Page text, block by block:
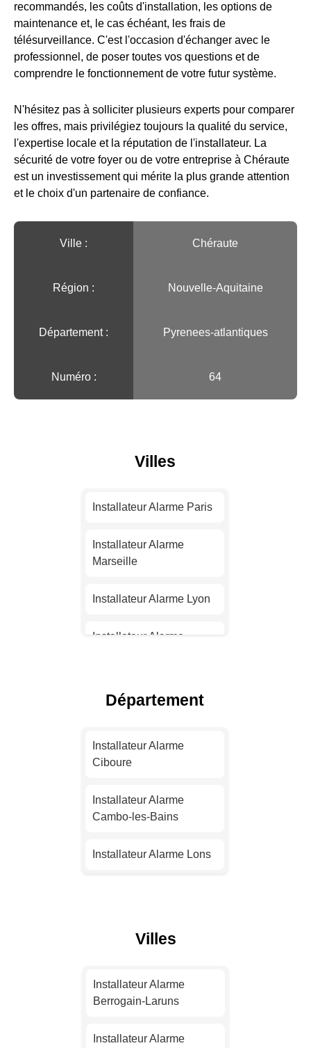
recommandés, les coûts d'installation, les options de
maintenance et, le cas échéant, les frais de
télésurveillance. C'est l'occasion d'échanger avec le
professionnel, de poser toutes vos questions et de
comprendre le fonctionnement de votre futur système.
N'hésitez pas à solliciter plusieurs experts pour comparer
les offres, mais privilégiez toujours la qualité du service,
l'expertise locale et la réputation de l'installateur. La
sécurité de votre foyer ou de votre entreprise à Chéraute
est un investissement qui mérite la plus grande attention
et le choix d'un partenaire de confiance.
Ville :️ Chéraute
Région :️ Nouvelle-Aquitaine
Département : Pyrenees-atlantiques
Numéro : 64
Villes
Installateur Alarme Paris
Installateur Alarme
Marseille
Installateur Alarme Lyon
Installateur Alarme
Installateur Alarme Nice
Nantes
Strasbourg
Montpellier
Installateur Alarme Lille
Installateur Alarme
Rennes
Installateur Alarme
Département
Installateur Alarme
Ciboure
Installateur Alarme
Cambo-les-Bains
Installateur Alarme Lons
Installateur Alarme
Installateur Alarme
Villes
Installateur Alarme
Berrogain-Laruns
Installateur Alarme